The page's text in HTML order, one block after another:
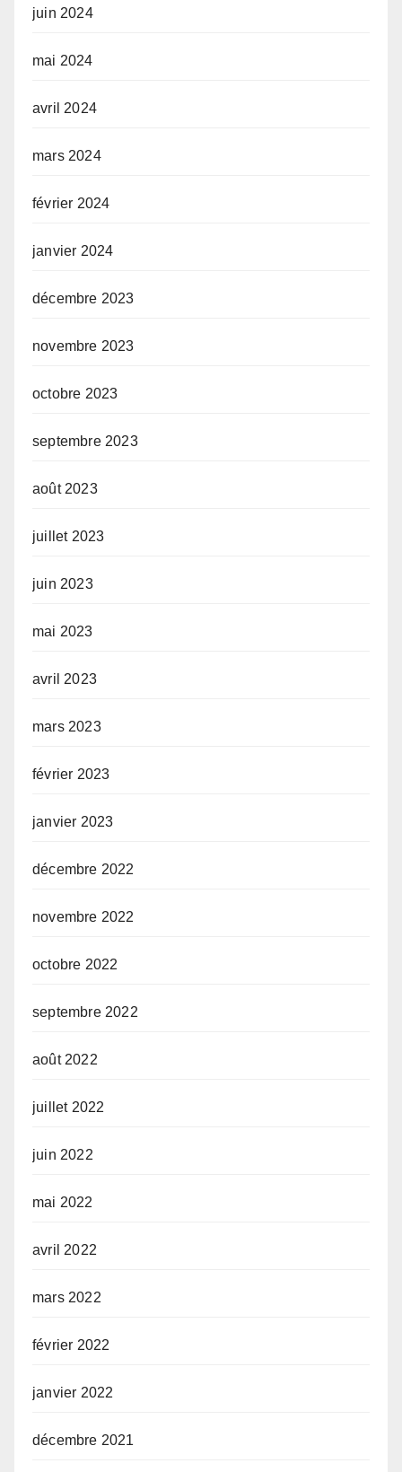
juin 2024
mai 2024
avril 2024
mars 2024
février 2024
janvier 2024
décembre 2023
novembre 2023
octobre 2023
septembre 2023
août 2023
juillet 2023
juin 2023
mai 2023
avril 2023
mars 2023
février 2023
janvier 2023
décembre 2022
novembre 2022
octobre 2022
septembre 2022
août 2022
juillet 2022
juin 2022
mai 2022
avril 2022
mars 2022
février 2022
janvier 2022
décembre 2021